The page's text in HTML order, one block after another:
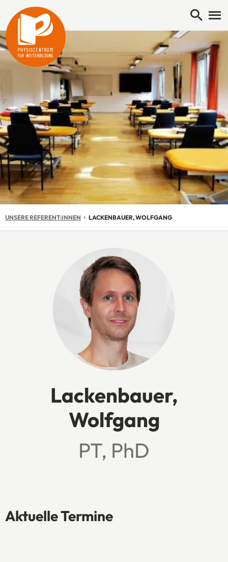
Open
UNSERE REFERENT:INNEN AKTUELL: LACKENBAUER, WOLFGANG
LACKENBAUER, WOLFGANG
Lackenbauer,
Wolfgang
PT, PhD
Aktuelle Termine